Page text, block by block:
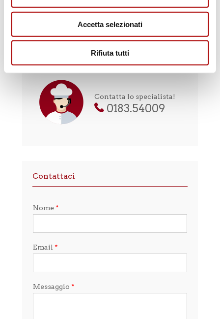
Accetta selezionati
Rifiuta tutti
Il macellaio risponde
Contatta lo specialista!
0183.54009
Contattaci
Nome *
Email *
Messaggio *